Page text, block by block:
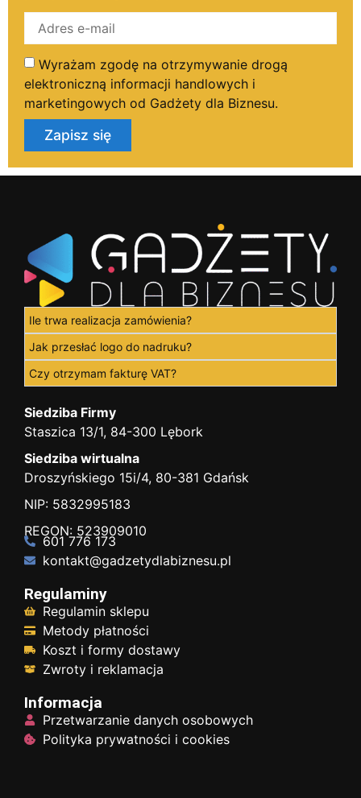
Wyrażam zgodę na otrzymywanie drogą
elektroniczną informacji handlowych i
marketingowych od Gadżety dla Biznesu.
Zapisz się
Ile trwa realizacja zamówienia?
Jak przesłać logo do nadruku?
Czy otrzymam fakturę VAT?
Siedziba Firmy
Staszica 13/1, 84-300 Lębork
Siedziba wirtualna
Droszyńskiego 15i/4, 80-381 Gdańsk
NIP: 5832995183
REGON: 523909010
601 776 173
kontakt@gadzetydlabiznesu.pl
Regulaminy
Regulamin sklepu
Metody płatności
Koszt i formy dostawy
Zwroty i reklamacja
Informacja
Przetwarzanie danych osobowych
Polityka prywatności i cookies